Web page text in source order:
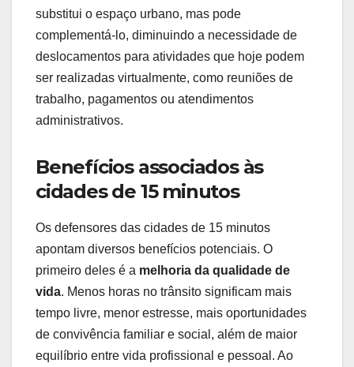
substitui o espaço urbano, mas pode
complementá-lo, diminuindo a necessidade de
deslocamentos para atividades que hoje podem
ser realizadas virtualmente, como reuniões de
trabalho, pagamentos ou atendimentos
administrativos.
Benefícios associados às
cidades de 15 minutos
Os defensores das cidades de 15 minutos
apontam diversos benefícios potenciais. O
primeiro deles é a melhoria da qualidade de
vida. Menos horas no trânsito significam mais
tempo livre, menor estresse, mais oportunidades
de convivência familiar e social, além de maior
equilíbrio entre vida profissional e pessoal. Ao